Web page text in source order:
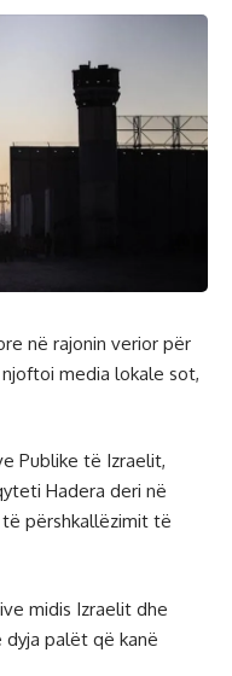
në rajonin verior për
media lokale sot,
Publike të Izraelit,
Hadera deri në
përshkallëzimit të
midis Izraelit dhe
dyja palët që kanë